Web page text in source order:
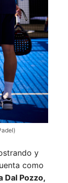
y
como
Dal Pozzo,